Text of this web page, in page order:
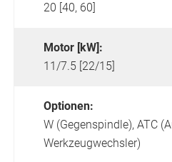
20 [40, 60]
Motor [kW]:
11/7.5 [22/15]
Optionen:
W (Gegenspindle), ATC
Werkzeugwechsler)